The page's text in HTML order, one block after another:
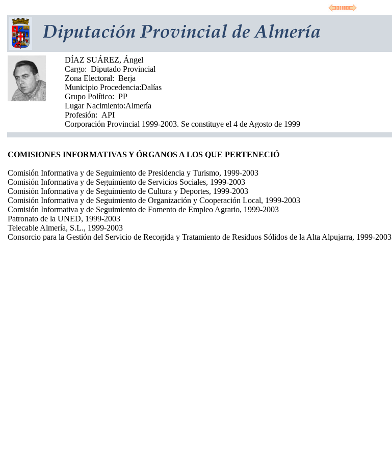
DÍAZ SUÁREZ, Ángel
Cargo: Diputado Provincial
Zona Electoral: Berja
Municipio Procedencia:Dalías
Grupo Político: PP
Lugar Nacimiento:Almería
Profesión: API
Corporación Provincial 1999-2003. Se constituye el 4 de Agosto de 1999
COMISIONES INFORMATIVAS Y ÓRGANOS A LOS QUE PERTENECIÓ
Comisión Informativa y de Seguimiento de Presidencia y Turismo, 1999-2003
Comisión Informativa y de Seguimiento de Servicios Sociales, 1999-2003
Comisión Informativa y de Seguimiento de Cultura y Deportes, 1999-2003
Comisión Informativa y de Seguimiento de Organización y Cooperación Local, 1999-2003
Comisión Informativa y de Seguimiento de Fomento de Empleo Agrario, 1999-2003
Patronato de la UNED, 1999-2003
Telecable Almería, S.L., 1999-2003
Consorcio para la Gestión del Servicio de Recogida y Tratamiento de Residuos Sólidos de la Alta Alpujarra, 1999-2003